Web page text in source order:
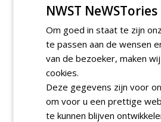
bij Wallaard
groenbeheer
week) bij
Ervaren
(32-40 uur)
24-06-2026, Zutphen
NWST NeWSTories
Om goed in staat te zijn
te passen aan de wensen
van de bezoeker, maken
cookies.
Deze gegevens zijn voor
om voor u een prettige
te kunnen blijven